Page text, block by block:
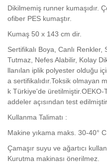
Dikilmemiş runner kumaşıdır.
ofiber PES kumaştır.
Kumaş 50 x 143 cm dir.
Sertifikalı Boya, Canlı Renkler,
Tutmaz, Nefes Alabilir, Kolay
llanılan iplik polyester olduğu
a sertifikalıdır.Toksik olmayan
k Türkiye'de üretilmiştir.OEKO-
addeler açısından test
Kullanma Talimatı :
Makine yıkama maks. 30-40° C
Çamaşır suyu ve ağartıcı
Kurutma makinası önerilmez.